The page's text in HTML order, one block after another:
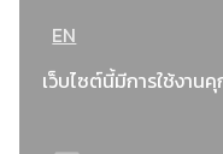
EN
เว็บไซต์นี้มีการใช้งาน
..ยอดนิยม..